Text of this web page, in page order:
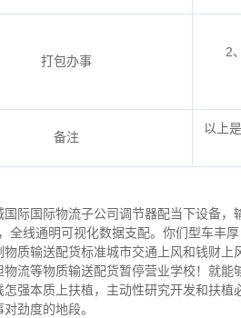
打包办事
2
备注
以上
国际国际物流子公司调节器配当下设备
全线通明可视化数据支配。你们型车丰
物质输送配货标准城市交通上风和钱财
物流等物质输送配货暂停营业学校！就
怎强本质上扶植，主动性研究开发和扶
劲度的地段。